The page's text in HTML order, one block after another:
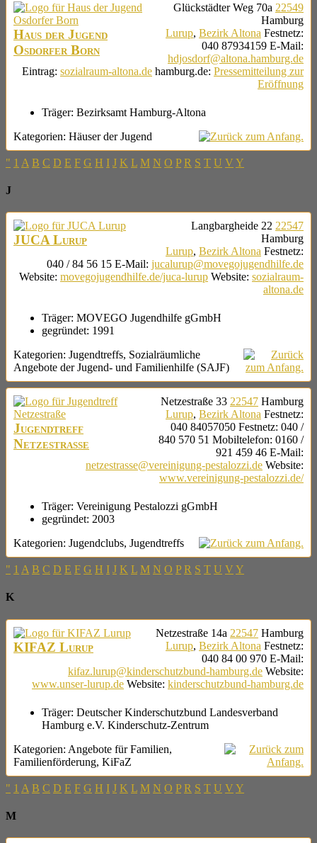
Haus der Jugend
Osdorfer Born
Glückstädter Weg 70a 22549
Hamburg
Lurup, Bezirk Altona Festnetz:
040 87934159 E-Mail:
hdjosdorf@altona.hamburg.de
Eintrag: sozialraum-altona.de hamburg.de: Pressemitteilung zur
Eröffnung
Träger: Bezirksamt Hamburg-Altona
Kategorien: Häuser der Jugend
" 1 A B C D E F G H I J K L M N O P R S T U V Y
J
JUCA Lurup
Langbargheide 22 22547
Hamburg
Lurup, Bezirk Altona Festnetz:
040 / 84 56 15 E-Mail: jucalurup@movegojugendhilfe.de
Website: movegojugendhilfe.de/juca-lurup Website: sozialraum-
altona.de
Träger: MOVEGO Jugendhilfe gGmbH
gegründet: 1991
Kategorien: Jugendtreffs, Sozialräumliche
Angebote der Jugend- und Familienhilfe (SAJF)
Jugendtreff
Netzestraße
Netzestraße 33 22547 Hamburg
Lurup, Bezirk Altona Festnetz:
040 84057050 Festnetz: 040 /
840 570 51 Mobiltelefon: 0160 /
921 459 46 E-Mail:
netzestrasse@vereinigung-pestalozzi.de Website:
www.vereinigung-pestalozzi.de/
Träger: Vereinigung Pestalozzi gGmbH
gegründet: 2003
Kategorien: Jugendclubs, Jugendtreffs
" 1 A B C D E F G H I J K L M N O P R S T U V Y
K
KIFAZ Lurup
Netzestraße 14a 22547 Hamburg
Lurup, Bezirk Altona Festnetz:
040 84 00 970 E-Mail:
kifaz.lurup@kinderschutzbund-hamburg.de Website:
www.unser-lurup.de Website: kinderschutzbund-hamburg.de
Träger: Deutscher Kinderschutzbund Landesverband
Hamburg e.V. Kinderschutz-Zentrum
Kategorien: Angebote für Familien,
Familienförderung, KiFaZ
" 1 A B C D E F G H I J K L M N O P R S T U V Y
M